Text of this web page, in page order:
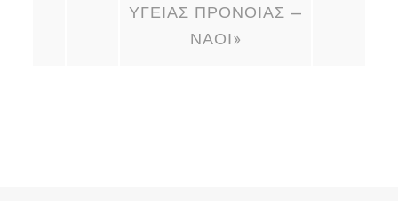
ΥΓΕΙΑΣ ΠΡΟΝΟΙΑΣ –
ΝΑΟΙ»